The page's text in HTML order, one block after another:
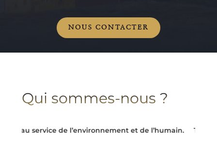
NOUS CONTACTER
Qui sommes-nous ?
au service de l’environnement et de l’humain.